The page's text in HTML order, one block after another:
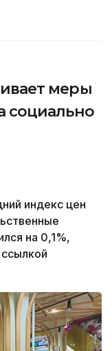
меры
социально
индекс цен
на 0,1%,